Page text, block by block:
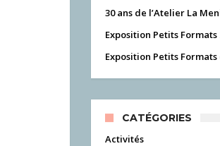
30 ans de l’Atelier La
Exposition Petits Formats
Exposition Petits Formats
CATÉGORIES
Activités